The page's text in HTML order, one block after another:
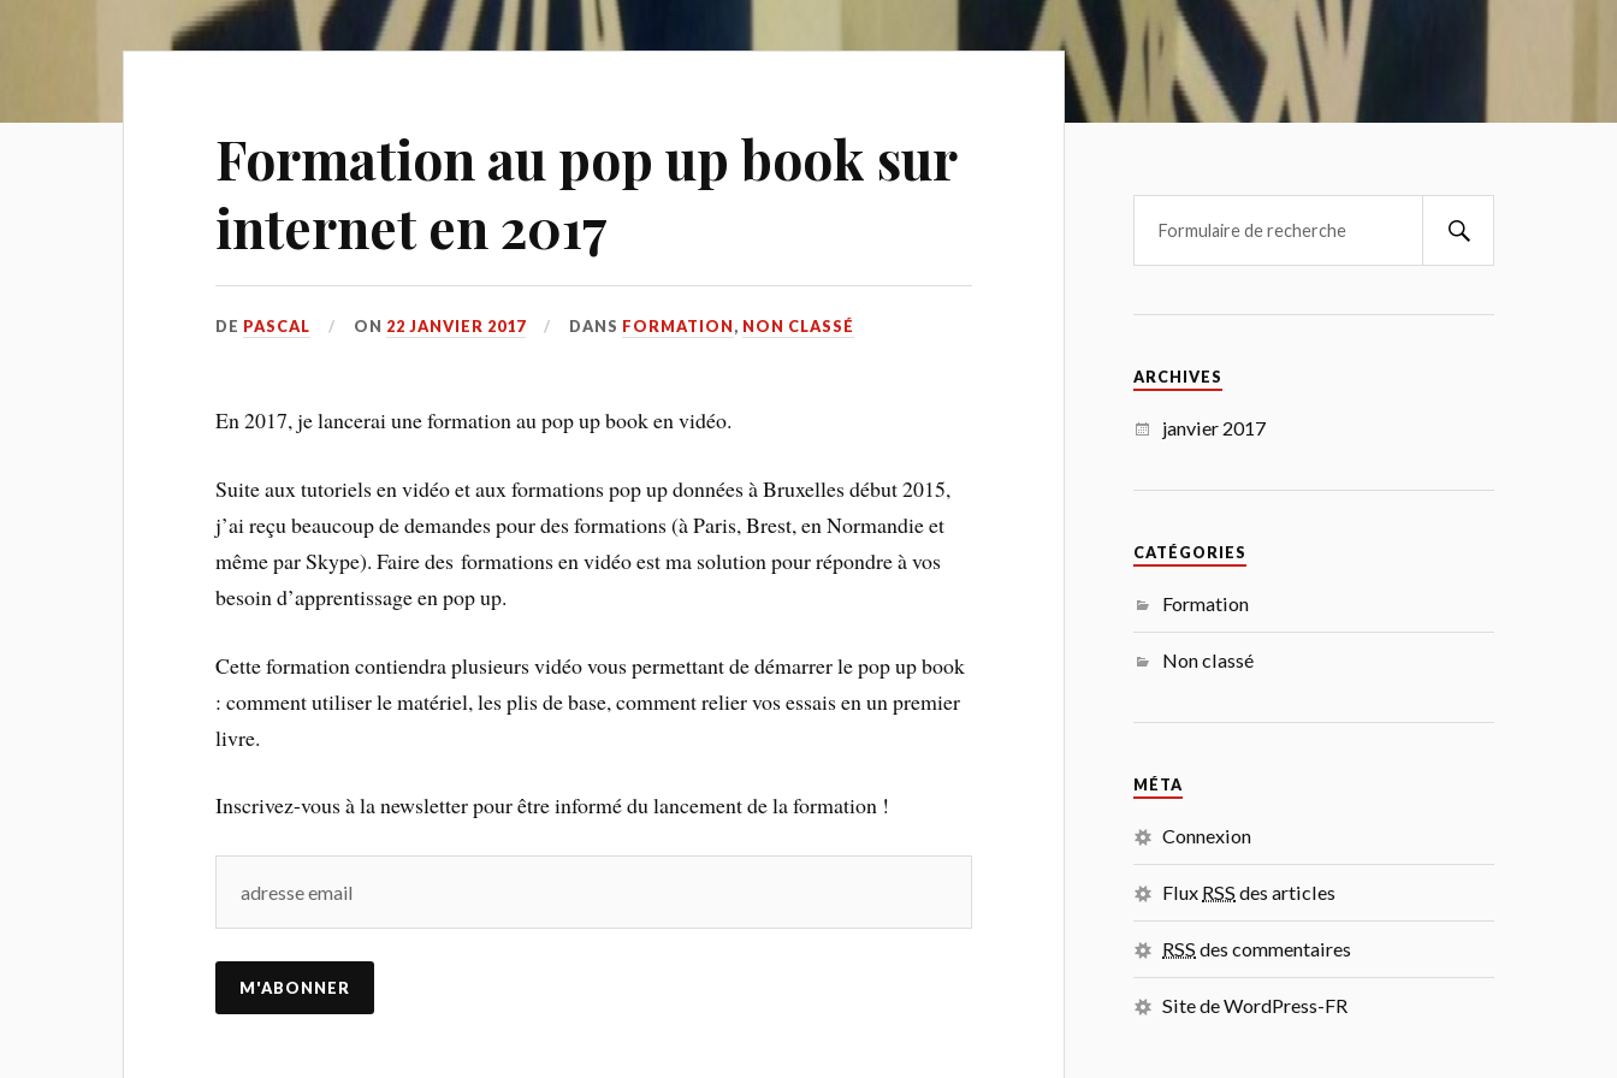
Formation au pop up book sur
internet en 2017
DE PASCAL ON 22 JANVIER 2017 DANS FORMATION, NON CLASSÉ
En 2017, je lancerai une formation au pop up book en vidéo.
Suite aux tutoriels en vidéo et aux formations pop up données à Bruxelles début 2015,
j’ai reçu beaucoup de demandes pour des formations (à Paris, Brest, en Normandie et
même par Skype). Faire des formations en vidéo est ma solution pour répondre à vos
besoin d’apprentissage en pop up.
Cette formation contiendra plusieurs vidéo vous permettant de démarrer le pop up book
: comment utiliser le matériel, les plis de base, comment relier vos essais en un premier
livre.
Inscrivez-vous à la newsletter pour être informé du lancement de la formation !
ARCHIVES
janvier 2017
CATÉGORIES
Formation
Non classé
MÉTA
Connexion
Flux RSSdes articles
RSSdes commentaires
Site de WordPress-FR